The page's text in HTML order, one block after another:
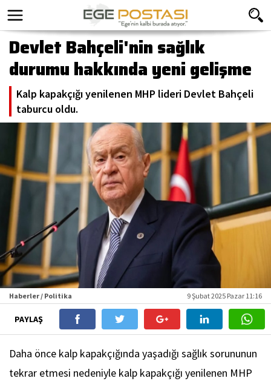
Devlet Bahçeli'nin sağlık
durumu hakkında yeni gelişme
Kalp kapakçığı yenilenen MHP lideri Devlet Bahçeli
taburcu oldu.
Haberler / Politika 9 Şubat 2025 Pazar 11:16
PAYLAŞ
Daha önce kalp kapakçığında yaşadığı sağlık sorununun
tekrar etmesi nedeniyle kalp kapakçığı yenilenen MHP